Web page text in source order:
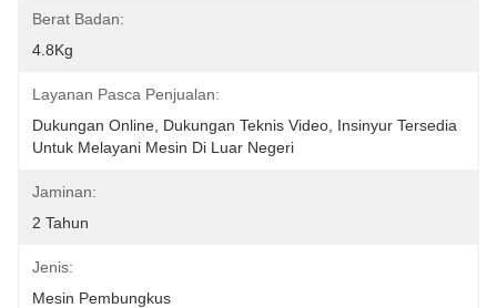
Berat Badan:
4.8Kg
Layanan Pasca Penjualan:
Dukungan Online, Dukungan Teknis Video, Insinyur Tersedia
Untuk Melayani Mesin Di Luar Negeri
Jaminan:
2 Tahun
Jenis:
Mesin Pembungkus